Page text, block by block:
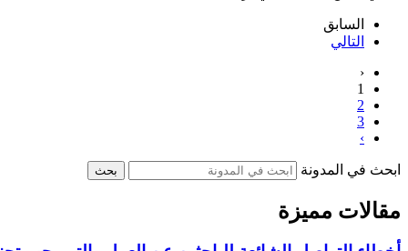
السابق
التالي
‹
1
2
3
›
ابحث في المدونة بحث
مقالات مميزة